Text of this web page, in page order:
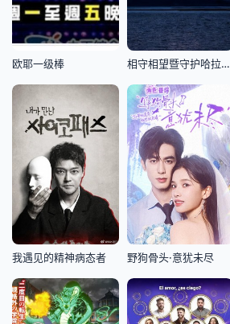
欧耶一级棒 相守相望暨守护哈拉湖行动
我遇见的精神病态者 野狗骨头·意犹未尽